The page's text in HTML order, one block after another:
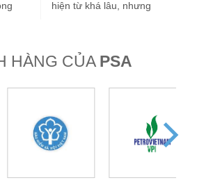
hiện từ khá lâu, nhưng
HÀNG CỦA PSA